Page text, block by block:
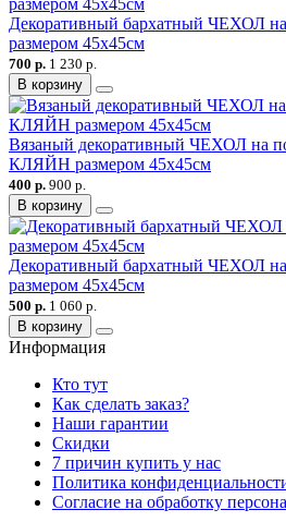
Декоративный бархатный ЧЕХОЛ
размером 45х45см
700 р. 1 230 р.
В корзину
Вязаный декоративный ЧЕХОЛ на
КЛЯЙН размером 45х45см
400 р. 900 р.
В корзину
Декоративный бархатный ЧЕХОЛ
размером 45х45см
500 р. 1 060 р.
В корзину
Информация
Кто тут
Как сделать заказ?
Наши гарантии
Скидки
7 причин купить у нас
Политика
Согласие на обработку